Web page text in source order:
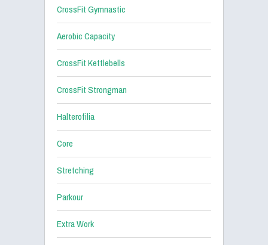
CrossFit Gymnastic
Aerobic Capacity
CrossFit Kettlebells
CrossFit Strongman
Halterofilia
Core
Stretching
Parkour
Extra Work